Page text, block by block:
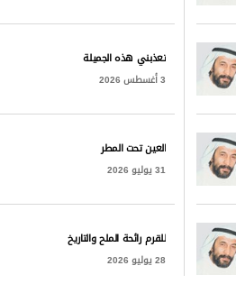
تعذبني هذه الجميلة
3 أغسطس 2026
العين تحت المطر
31 يوليو 2026
للقرم رائحة الملح والتاريخ
28 يوليو 2026